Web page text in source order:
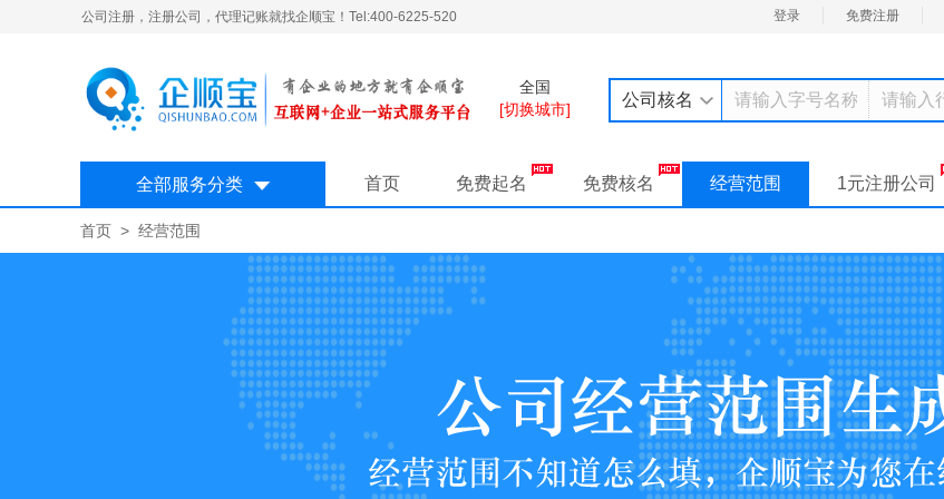
公司注册，注册公司，代理记账就找企顺宝！Tel:400-6225-520 登录 免费注册
全国
[切换城市]
公司核名
全部服务分类 首页 免费起名 免费核名 经营范围 1元注册公司
首页 > 经营范围